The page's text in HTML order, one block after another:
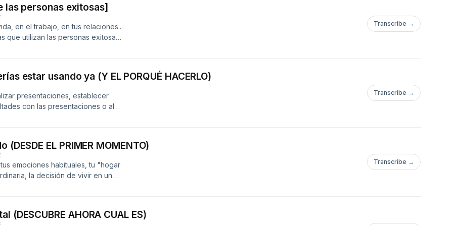
las personas exitosas]
en el trabajo, en tus relaciones...
que utilizan las personas exitosas
a el libro 'Poder sin límites de
Transcribe →
estar usando ya (Y EL PORQUÉ HACERLO)
presentaciones, establecer
con las presentaciones o al
que el uso de gestos
más memorable, confiable y
los 7 gestos con las manos
verbal, para que tus historias y
Transcribe →
EL PRIMER MOMENTO)
emociones habituales, tu "hogar
la decisión de vivir en un
Transcribe →
AHORA CUAL ES)